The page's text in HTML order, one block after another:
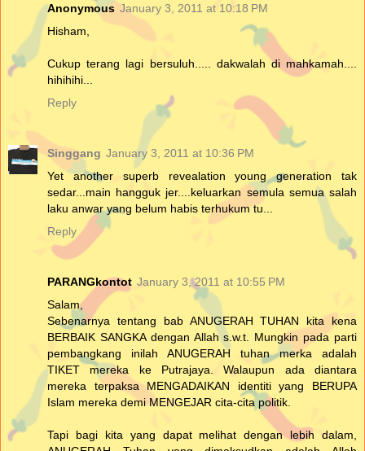
Anonymous January 3, 2011 at 10:18 PM
Hisham,
Cukup terang lagi bersuluh..... dakwalah di mahkamah....
hihihihi...
Reply
Singgang January 3, 2011 at 10:36 PM
Yet another superb revealation young generation tak
sedar...main hangguk jer....keluarkan semula semua salah
laku anwar yang belum habis terhukum tu...
Reply
PARANGkontot January 3, 2011 at 10:55 PM
Salam,
Sebenarnya tentang bab ANUGERAH TUHAN kita kena
BERBAIK SANGKA dengan Allah s.w.t. Mungkin pada parti
pembangkang inilah ANUGERAH tuhan merka adalah
TIKET mereka ke Putrajaya. Walaupun ada diantara
mereka terpaksa MENGADAIKAN identiti yang BERUPA
Islam mereka demi MENGEJAR cita-cita politik.
Tapi bagi kita yang dapat melihat dengan lebih dalam,